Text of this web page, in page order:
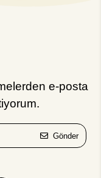
e-posta
Gönder